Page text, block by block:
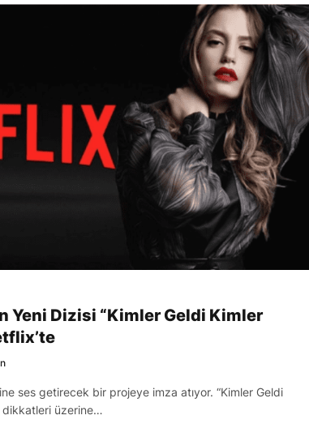
Yeni Dizisi “Kimler Geldi Kimler
ses getirecek bir projeye imza atıyor. “Kimler Geldi
dikkatleri üzerine…